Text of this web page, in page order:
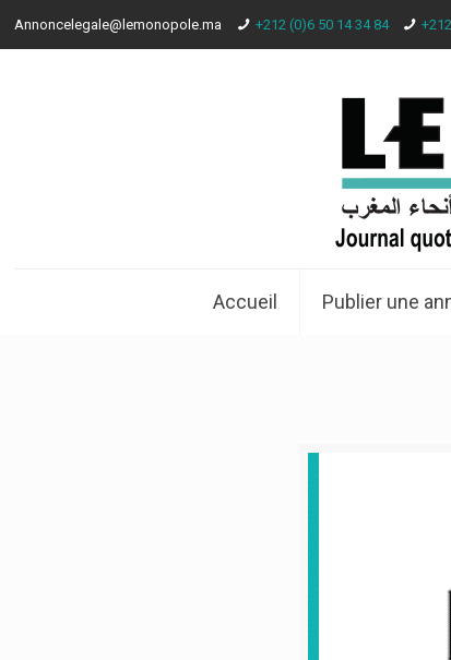
Annoncelegale@lemonopole.ma +212 (0)6 50 14 34 84
Accueil Publier une